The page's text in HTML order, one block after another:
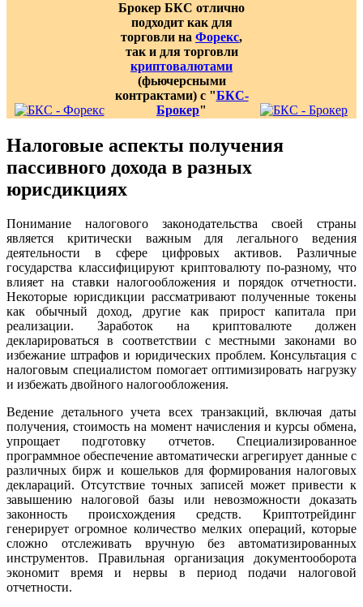
Брокер БКС отлично
подходит как для
торговли на Форекс,
так и для торговли
криптовалютами
(фьючерсными
контрактами) с "БКС-
Брокер"
Налоговые аспекты получения
пассивного дохода в разных
юрисдикциях
Понимание налогового законодательства своей страны
является критически важным для легального ведения
деятельности в сфере цифровых активов. Различные
государства классифицируют криптовалюту по-разному, что
влияет на ставки налогообложения и порядок отчетности.
Некоторые юрисдикции рассматривают полученные токены
как обычный доход, другие как прирост капитала при
реализации. Заработок на криптовалюте должен
декларироваться в соответствии с местными законами во
избежание штрафов и юридических проблем. Консультация с
налоговым специалистом помогает оптимизировать нагрузку
и избежать двойного налогообложения.
Ведение детального учета всех транзакций, включая даты
получения, стоимость на момент начисления и курсы обмена,
упрощает подготовку отчетов. Специализированное
программное обеспечение автоматически агрегирует данные с
различных бирж и кошельков для формирования налоговых
деклараций. Отсутствие точных записей может привести к
завышению налоговой базы или невозможности доказать
законность происхождения средств. Криптотрейдинг
генерирует огромное количество мелких операций, которые
сложно отслеживать вручную без автоматизированных
инструментов. Правильная организация документооборота
экономит время и нервы в период подачи налоговой
отчетности.